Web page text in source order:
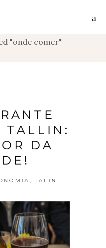
"onde comer"
TALLIN:
DA
TALIN